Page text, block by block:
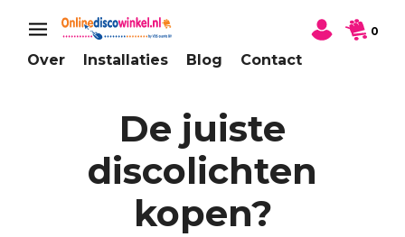
Over Installaties Blog Contact
0
De juiste
discolichten
kopen?